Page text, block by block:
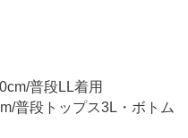
普段LL着用
普段トップス3L・ボトム